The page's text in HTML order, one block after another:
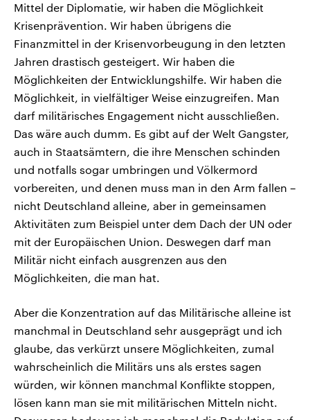
Mittel der Diplomatie, wir haben die Möglichkeit
Krisenprävention. Wir haben übrigens die
Finanzmittel in der Krisenvorbeugung in den letzten
Jahren drastisch gesteigert. Wir haben die
Möglichkeiten der Entwicklungshilfe. Wir haben die
Möglichkeit, in vielfältiger Weise einzugreifen. Man
darf militärisches Engagement nicht ausschließen.
Das wäre auch dumm. Es gibt auf der Welt Gangster,
auch in Staatsämtern, die ihre Menschen schinden
und notfalls sogar umbringen und Völkermord
vorbereiten, und denen muss man in den Arm fallen –
nicht Deutschland alleine, aber in gemeinsamen
Aktivitäten zum Beispiel unter dem Dach der UN oder
mit der Europäischen Union. Deswegen darf man
Militär nicht einfach ausgrenzen aus den
Möglichkeiten, die man hat.
Aber die Konzentration auf das Militärische alleine ist
manchmal in Deutschland sehr ausgeprägt und ich
glaube, das verkürzt unsere Möglichkeiten, zumal
wahrscheinlich die Militärs uns als erstes sagen
würden, wir können manchmal Konflikte stoppen,
lösen kann man sie mit militärischen Mitteln nicht.